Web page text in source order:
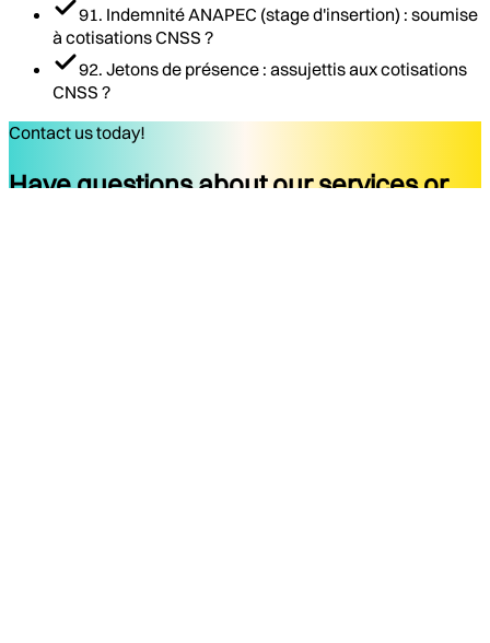
91. Indemnité ANAPEC (stage d'insertion) : soumise
à cotisations CNSS ?
92. Jetons de présence : assujettis aux cotisations
CNSS ?
Contact us today!
Have questions about our services or